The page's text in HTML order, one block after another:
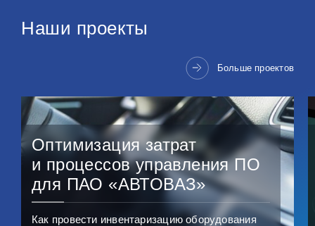
Наши проекты
Больше проектов
Оптимизация затрат
и процессов управления ПО
для ПАО «АВТОВАЗ»
Как провести инвентаризацию оборудования